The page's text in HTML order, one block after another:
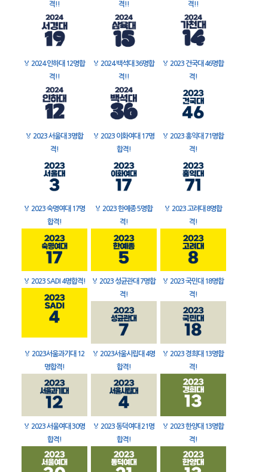
격!!
격!!
격!!
🏅 2024 인하대 12명합
격!!
🏅 2024 백석대 36명합
격!!
🏅 2023 건국대 46명합
격!
🏅 2023 서울대 3명합
격!
🏅 2023 이화여대 17명
합격!
🏅 2023 홍익대 71명합
격!
🏅 2023 숙명여대 17명
합격!
🏅 2023 한예종 5명합
격!
🏅 2023 고려대 8명합
격!
🏅 2023 SADI 4명합격! 🏅 2023 성균관대 7명합
격!
🏅 2023 국민대 18명합
격!
🏅 2023서울과기대 12
명합격!
🏅 2023서울시립대 4명
합격!
🏅 2023 경희대 13명합
격!
🏅 2023 서울여대 30명
합격!
🏅 2023 동덕여대 21명
합격!
🏅 2023 한양대 13명합
격!